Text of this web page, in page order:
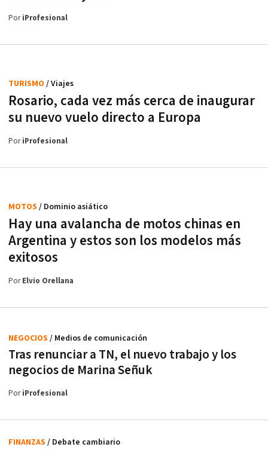
PoriProfesional
Rosario, cada vez más cerca de inaugurar
su nuevo vuelo directo a Europa
TURISMO / Viajes
PoriProfesional
Hay una avalancha de motos chinas en
Argentina y estos son los modelos más
exitosos
MOTOS / Dominio asiático
PorElvio Orellana
Tras renunciar a TN, el nuevo trabajo y los
negocios de Marina Señuk
NEGOCIOS / Medios de comunicación
PoriProfesional
FINANZAS / Debate cambiario